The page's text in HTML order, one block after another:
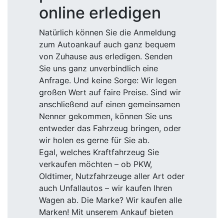
online erledigen
Natürlich können Sie die Anmeldung
zum Autoankauf auch ganz bequem
von Zuhause aus erledigen. Senden
Sie uns ganz unverbindlich eine
Anfrage. Und keine Sorge: Wir legen
großen Wert auf faire Preise. Sind wir
anschließend auf einen gemeinsamen
Nenner gekommen, können Sie uns
entweder das Fahrzeug bringen, oder
wir holen es gerne für Sie ab.
Egal, welches Kraftfahrzeug Sie
verkaufen möchten – ob PKW,
Oldtimer, Nutzfahrzeuge aller Art oder
auch Unfallautos – wir kaufen Ihren
Wagen ab. Die Marke? Wir kaufen alle
Marken! Mit unserem Ankauf bieten